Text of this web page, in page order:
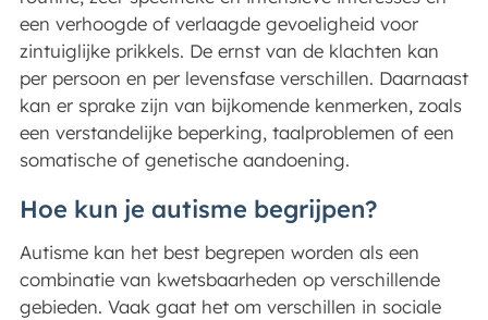
een verhoogde of verlaagde gevoeligheid voor
zintuiglijke prikkels. De ernst van de klachten kan
per persoon en per levensfase verschillen. Daarnaast
kan er sprake zijn van bijkomende kenmerken, zoals
een verstandelijke beperking, taalproblemen of een
somatische of genetische aandoening.
Hoe kun je autisme begrijpen?
Autisme kan het best begrepen worden als een
combinatie van kwetsbaarheden op verschillende
gebieden. Vaak gaat het om verschillen in sociale